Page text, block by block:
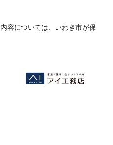
容については、いわき市が保